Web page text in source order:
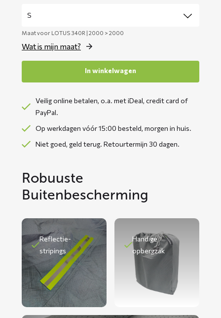
Maat voor LOTUS 340R | 2000 > 2000
Wat is mijn maat?
In winkelwagen
Veilig online betalen, o.a. met iDeal, credit card of
PayPal.
Op werkdagen vóór 15:00 besteld, morgen in huis.
Niet goed, geld terug. Retourtermijn 30 dagen.
Robuuste
Buitenbescherming
Reflectie-
stripings
Handige
opbergzak